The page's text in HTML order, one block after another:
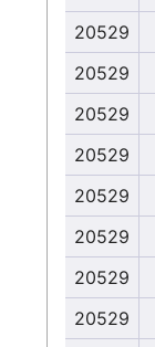
20529
20529
20529
20529
20529
20529
20529
20529